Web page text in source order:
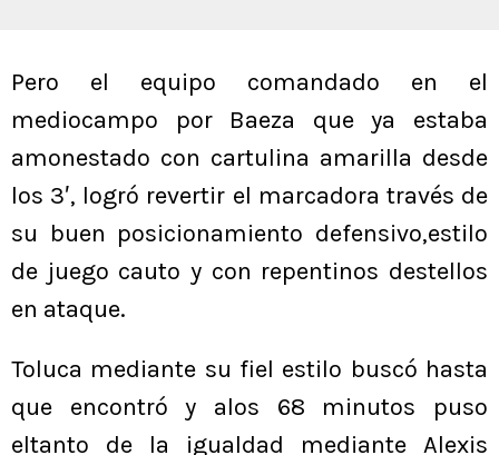
Pero el equipo comandado en el
mediocampo por Baeza que ya estaba
amonestado con cartulina amarilla desde
los 3′, logró revertir el marcadora través de
su buen posicionamiento defensivo,estilo
de juego cauto y con repentinos destellos
en ataque.
Toluca mediante su fiel estilo buscó hasta
que encontró y alos 68 minutos puso
eltanto de la igualdad mediante Alexis